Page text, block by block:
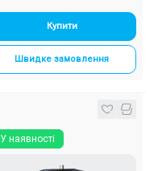
Купити
Швидке замовлення
У наявності